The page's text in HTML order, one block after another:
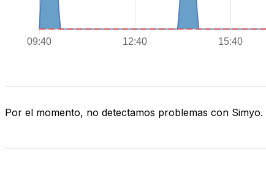
Por el momento, no detectamos problemas con Simyo.